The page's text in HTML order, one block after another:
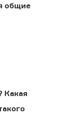
общие
Какая